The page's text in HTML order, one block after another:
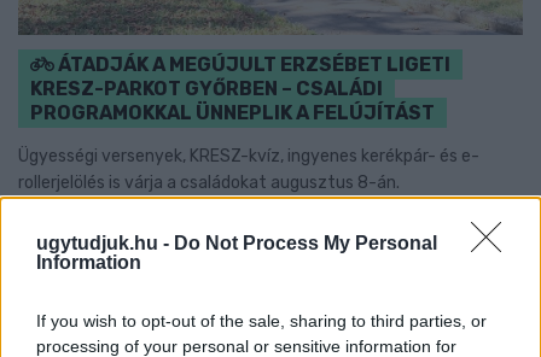
ugytudjuk.hu - Do Not Process My Personal
Information
If you wish to opt-out of the sale, sharing to third parties, or
processing of your personal or sensitive information for
ÁTADJÁK A MEGÚJULT ERZSÉBET LIGETI
KRESZ-PARKOT GYŐRBEN – CSALÁDI
PROGRAMOKKAL ÜNNEPLIK A FELÚJÍTÁST
Ügyességi versenyek, KRESZ-kvíz, ingyenes kerékpár- és e-
rollerjelölés is várja a családokat augusztus 8-án.
Szólj hozzá!